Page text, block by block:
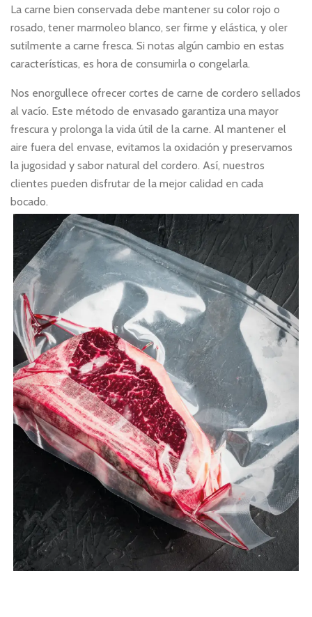
La carne bien conservada debe mantener su color rojo o
rosado, tener marmoleo blanco, ser firme y elástica, y oler
sutilmente a carne fresca. Si notas algún cambio en estas
características, es hora de consumirla o congelarla.
Nos enorgullece ofrecer cortes de carne de cordero sellados
al vacío. Este método de envasado garantiza una mayor
frescura y prolonga la vida útil de la carne. Al mantener el
aire fuera del envase, evitamos la oxidación y preservamos
la jugosidad y sabor natural del cordero. Así, nuestros
clientes pueden disfrutar de la mejor calidad en cada
bocado.